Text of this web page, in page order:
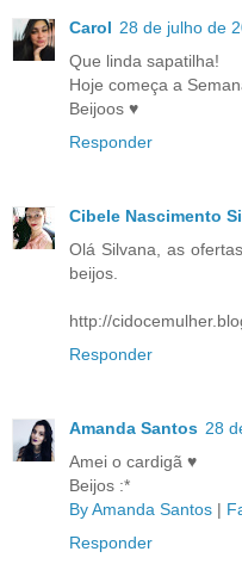
Carol 28 de julho de
Que linda sapatilha!
Hoje começa a
Beijoos ♥
Responder
Cibele Nascimento
Olá Silvana, as
beijos.
http://
Responder
Amanda Santos 28
Amei o cardigã ♥
Beijos :*
By Amanda Santos |
Responder